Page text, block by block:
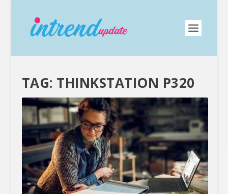
TAG: THINKSTATION P320